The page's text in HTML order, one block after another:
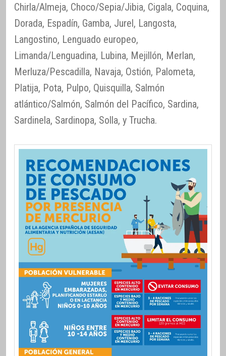
Chirla/Almeja, Choco/Sepia/Jibia, Cigala, Coquina,
Dorada, Espadín, Gamba, Jurel, Langosta,
Langostino, Lenguado europeo,
Limanda/Lenguadina, Lubina, Mejillón, Merlan,
Merluza/Pescadilla, Navaja, Ostión, Palometa,
Platija, Pota, Pulpo, Quisquilla, Salmón
atlántico/Salmón, Salmón del Pacífico, Sardina,
Sardinela, Sardinopa, Solla, y Trucha.